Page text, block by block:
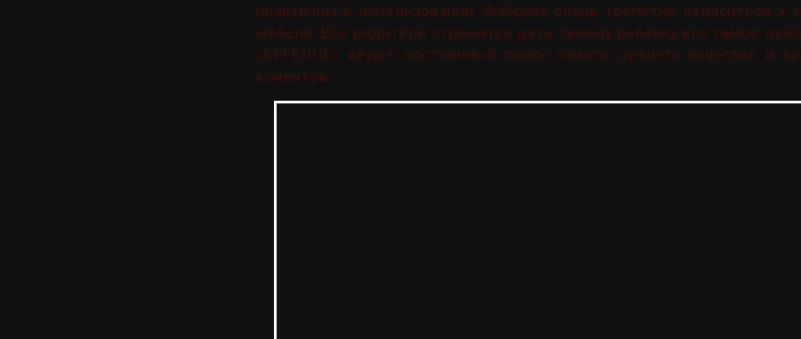
практичны в использовании. Фабрика очень трепетно относиться к
мебели. Все родители стремятся дать своему ребенку все самое
«EFFEDUE» ведет постоянный поиск самого лучшего качества и
клиентов.